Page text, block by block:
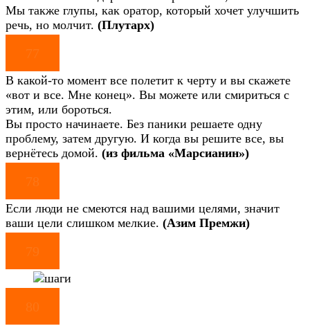
Мы также глупы, как оратор, который хочет улучшить
речь, но молчит. (Плутарх)
77
В какой-то момент все полетит к черту и вы скажете
«вот и все. Мне конец». Вы можете или смириться с
этим, или бороться.
Вы просто начинаете. Без паники решаете одну
проблему, затем другую. И когда вы решите все, вы
вернётесь домой. (из фильма «Марсианин»)
78
Если люди не смеются над вашими целями, значит
ваши цели слишком мелкие. (Азим Премжи)
79
80